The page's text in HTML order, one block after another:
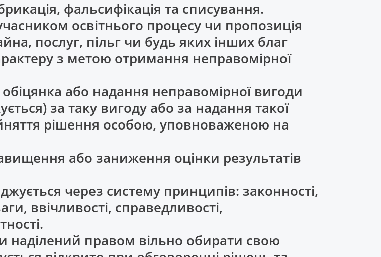
фальсифікація та списування.
освітнього процесу чи пропозиція
послуг, пільг чи будь яких інших благ
з метою отримання неправомірної
або надання неправомірної вигоди
за таку вигоду або за надання такої
рішення особою, уповноваженою на
або заниження оцінки результатів
через систему принципів: законності,
ввічливості, справедливості,
наділений правом вільно обирати свою